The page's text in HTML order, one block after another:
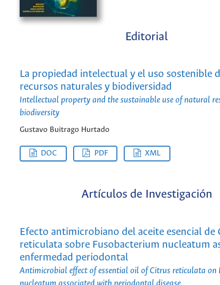
Editorial
La propiedad intelectual y el uso sostenible
recursos naturales y biodiversidad
Intellectual property and the sustainable use of natural
biodiversity
Gustavo Buitrago Hurtado
DOC PDF XML
Artículos de Investigación
Efecto antimicrobiano del aceite esencial de
reticulata sobre Fusobacterium nucleatum
enfermedad periodontal
Antimicrobial effect of essential oil of Citrus reticulata on